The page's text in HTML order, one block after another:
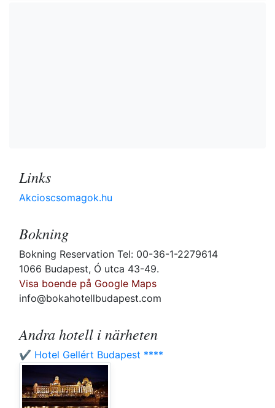
Links
Akcioscsomagok.hu
Bokning
Bokning Reservation Tel: 00-36-1-2279614
1066 Budapest, Ó utca 43-49.
Visa boende på Google Maps
info@bokahotellbudapest.com
Andra hotell i närheten
✔️ Hotel Gellért Budapest ****